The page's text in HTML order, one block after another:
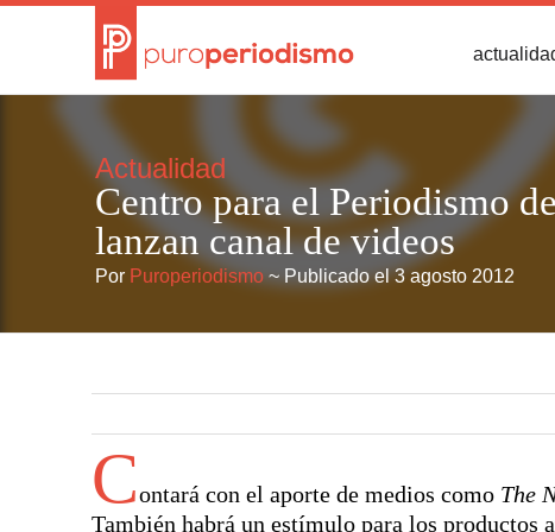
Actualidad
Centro para el Periodismo
lanzan canal de videos
Por Puroperiodismo~ Publicado el 3 agosto 2012
Contará con el aporte de medios como The
También habrá un estímulo para los productos